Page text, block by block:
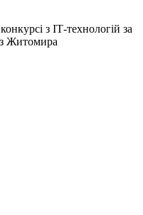
з ІТ-технологій за
з Житомира